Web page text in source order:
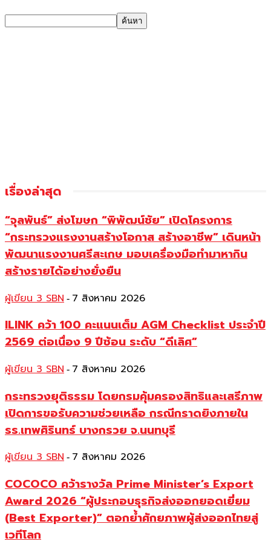
เรื่องล่าสุด
“จุลพันธ์” ส่งโฆษก “พิพัฒน์ชัย” เปิดโครงการ
“กระทรวงแรงงานสร้างโอกาส สร้างอาชีพ” เดินหน้า
พัฒนาแรงงานศรีสะเกษ มอบเครื่องมือทำมาหากิน
สร้างรายได้อย่างยั่งยืน
ผู้เขียน 3 SBN - 7 สิงหาคม 2026
ILINK คว้า 100 คะแนนเต็ม AGM Checklist ประจำปี
2569 ต่อเนื่อง 9 ปีซ้อน ระดับ “ดีเลิศ”
ผู้เขียน 3 SBN - 7 สิงหาคม 2026
กระทรวงยุติธรรม โดยกรมคุ้มครองสิทธิและเสรีภาพ
เปิดการขอรับความช่วยเหลือ กรณีกราดยิงภายใน
รร.เทพศิรินทร์ บางกรวย จ.นนทบุรี
ผู้เขียน 3 SBN - 7 สิงหาคม 2026
COCOCO คว้ารางวัล Prime Minister’s Export
Award 2026 “ผู้ประกอบธุรกิจส่งออกยอดเยี่ยม
(Best Exporter)” ตอกย้ำศักยภาพผู้ส่งออกไทยสู่
เวทีโลก